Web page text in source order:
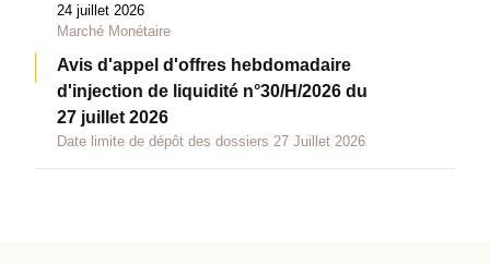
24 juillet 2026
Marché Monétaire
Avis d'appel d'offres hebdomadaire
d'injection de liquidité n°30/H/2026 du
27 juillet 2026
Date limite de dépôt des dossiers 27 Juillet 2026